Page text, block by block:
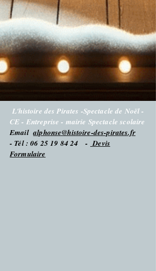
L'histoire des Pirates -Spectacle de Noël -
CE - Entreprise - mairie Spectacle scolaire
Emailalphonse@histoire-des-pirates.fr
- Tél : 06 25 19 84 24 - Devis
Formulaire